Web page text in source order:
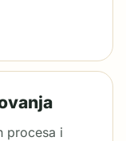
procesa i